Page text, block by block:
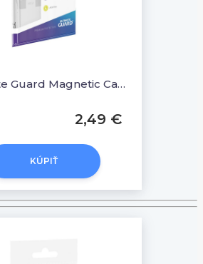
Ultimate Guard Magnetic Card Case 35 PT
2,49 €
KÚPIŤ